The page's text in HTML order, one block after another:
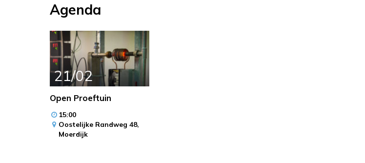
Agenda
21/02
Open Proeftuin
15:00
Oostelijke Randweg 48,
Moerdijk